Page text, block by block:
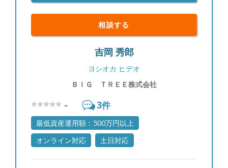
相談する
吉岡 秀郎
ヨシオカ ヒデオ
ＢＩＧ ＴＲＥＥ株式会社
- 3件
最低資産運用額：500万円以上
オンライン対応
土日対応